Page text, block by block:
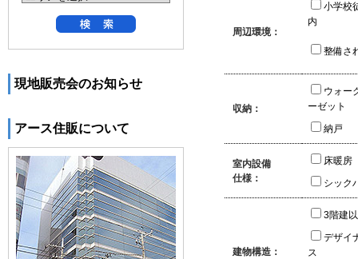
周辺環境：
小学校
内
整備さ
収納：
ウォー
ーゼット
納戸
室内設備
仕様：
床暖房
シック
建物構造：
3階建
デザイ
ス
現地販売会のお知らせ
アース住販について